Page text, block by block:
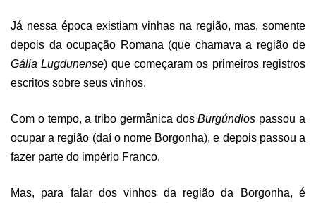
Já nessa época existiam vinhas na região, mas, somente
depois da ocupação Romana (que chamava a região de
Gália Lugdunense) que começaram os primeiros registros
escritos sobre seus vinhos.
Com o tempo, a tribo germânica dosBurgúndios passou a
ocupar a região (daí o nome Borgonha), e depois passou a
fazer parte do império Franco.
Mas, para falar dos vinhos da região da Borgonha, é